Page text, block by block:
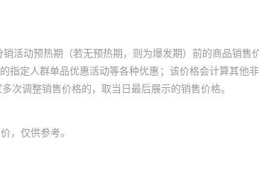
活动预热期（若无预热期，则为爆发期）前的商品销售
指定人群单品优惠活动等各种优惠；该价格会计算其他
次调整销售价格的，取当日最后展示的销售价格。
，仅供参考。